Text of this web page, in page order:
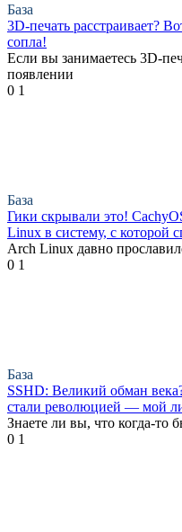
База
3D-печать расстраивает?
сопла!
Если вы занимаетесь 3D-
появлении
0 1
База
Гики скрывали это!
Linux в систему, с которой
Arch Linux давно
0 1
База
SSHD: Великий обман
стали революцией — мой
Знаете ли вы, что когда-то
0 1